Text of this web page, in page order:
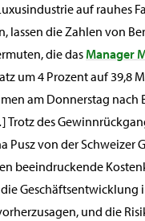
auf rauhes
lassen die Zahlen von
die dasManager
um 4 Prozent auf 39,8
am Donnerstag nach
Trotz des
Pusz von der Schweizer
beeindruckende
Geschäftsentwicklung
und die